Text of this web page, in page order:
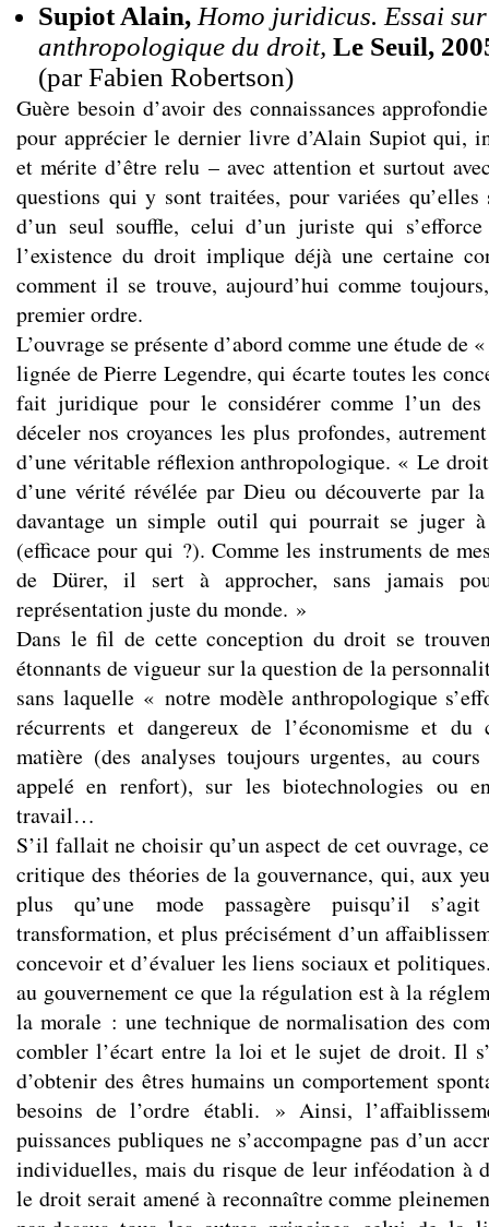
Supiot Alain,Homo juridicus. Essai
anthropologique du droit, Le Seuil,
(par Fabien Robertson)
Guère besoin d’avoir des connaissances
pour apprécier le dernier livre d’Alain Supiot qui,
et mérite d’être relu – avec attention et surtout
questions qui y sont traitées, pour variées
d’un seul souffle, celui d’un juriste qui
l’existence du droit implique déjà une certaine
comment il se trouve, aujourd’hui comme
premier ordre.
L’ouvrage se présente d’abord comme une étude de
lignée de Pierre Legendre, qui écarte toutes les
fait juridique pour le considérer comme l’un
déceler nos croyances les plus profondes,
d’une véritable réflexion anthropologique. « Le droit
d’une vérité révélée par Dieu ou découverte par
davantage un simple outil qui pourrait se juger à
(efficace pour qui ?). Comme les instruments de
de Dürer, il sert à approcher, sans jamais
représentation juste du monde. »
Dans le fil de cette conception du droit se
étonnants de vigueur sur la question de la
sans laquelle « notre modèle anthropologique
récurrents et dangereux de l’économisme et du
matière (des analyses toujours urgentes, au
appelé en renfort), sur les biotechnologies ou
travail…
S’il fallait ne choisir qu’un aspect de cet ouvrage,
critique des théories de la gouvernance, qui, aux
plus qu’une mode passagère puisqu’il
transformation, et plus précisément d’un
concevoir et d’évaluer les liens sociaux et
au gouvernement ce que la régulation est à la
la morale : une technique de normalisation des
combler l’écart entre la loi et le sujet de droit. Il
d’obtenir des êtres humains un comportement
besoins de l’ordre établi. » Ainsi,
puissances publiques ne s’accompagne pas d’un
individuelles, mais du risque de leur inféodation à
le droit serait amené à reconnaître comme